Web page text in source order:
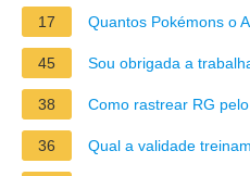
17 Quantos Pokémons o
45 Sou obrigada a
38 Como rastrear RG
36 Qual a validade